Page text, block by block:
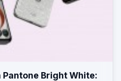
Bright White: